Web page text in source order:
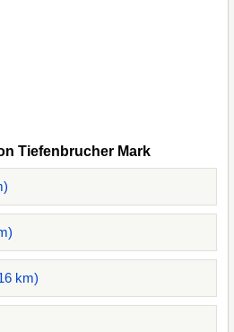
Tiefenbrucher Mark
km)